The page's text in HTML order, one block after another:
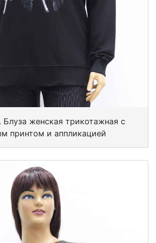
Блуза женская трикотажная с
принтом и аппликацией